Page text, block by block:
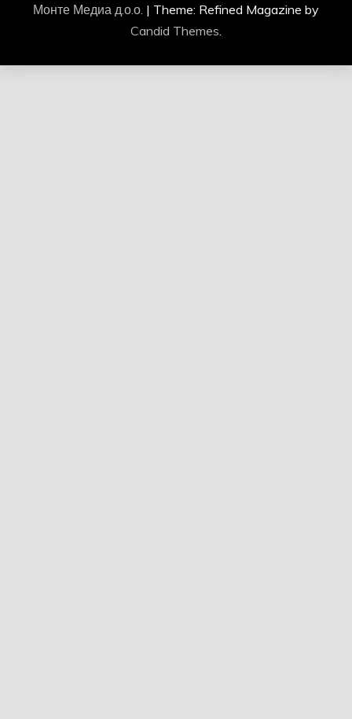
Монте Медиа д.о.о. | Theme: Refined Magazine by
Candid Themes